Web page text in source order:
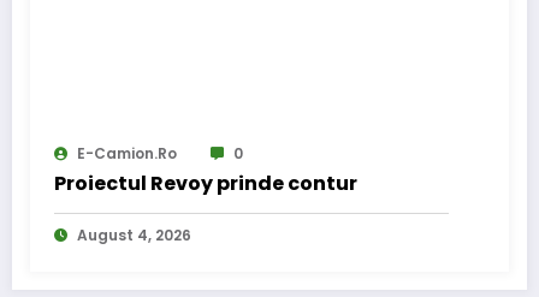
E-Camion.ro 0
Proiectul Revoy prinde contur
August 4, 2026